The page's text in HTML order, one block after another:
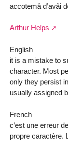
accotemâ d’avâi
Arthur Helps
English
it is a mistake to
character. Most
only they persist
usually assigned
French
c’est une erreur
propre caractère.